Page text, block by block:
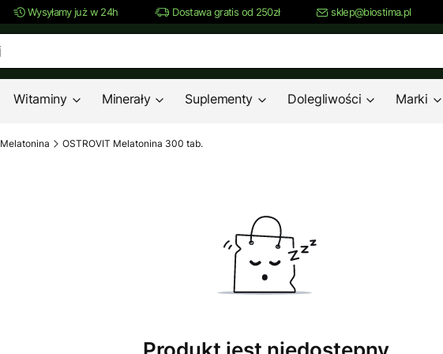
Wysyłamy już w 24h Dostawa gratis od 250zł sklep@biostima.pl
Witaminy Minerały Suplementy Dolegliwości Marki
Melatonina OSTROVIT Melatonina 300 tab.